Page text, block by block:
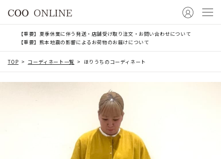
【重要】夏季休業に伴う発送・店舗受け取り注文・お問い合わせについて
【重要】熊本地震の影響によるお荷物のお届けについて
TOP コーディネート一覧 ほりうちのコーディネート